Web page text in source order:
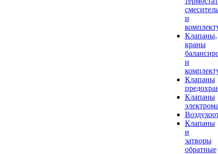
и
Клапаны,
краны
и
Клапаны
Клапаны
Клапаны
и
затворы
обратные